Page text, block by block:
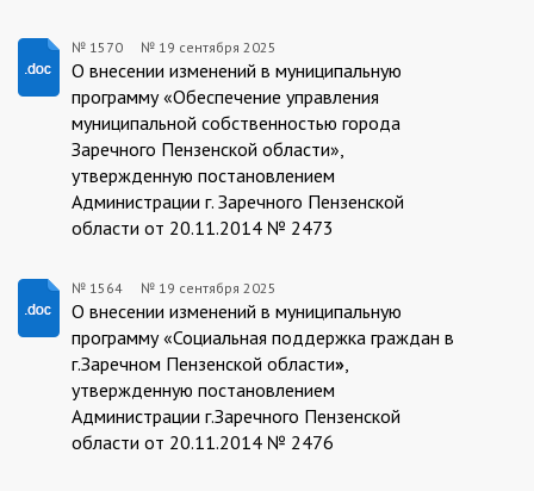
19.09.2025/1570
№ 1570 № 19 сентября 2025
О внесении изменений в муниципальную
программу «Обеспечение управления
муниципальной собственностью города
Заречного Пензенской области»,
утвержденную постановлением
Администрации г. Заречного Пензенской
области от 20.11.2014 № 2473
19.09.2025/1564
№ 1564 № 19 сентября 2025
О внесении изменений в муниципальную
программу «Социальная поддержка граждан в
г.Заречном Пензенской области»
утвержденную постановлением
Администрации г.Заречного Пензенской
области от 20.11.2014 № 2476